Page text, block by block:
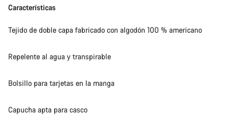
Características
Tejido de doble capa fabricado con algodón 100 % americano
Repelente al agua y transpirable
Bolsillo para tarjetas en la manga
Capucha apta para casco